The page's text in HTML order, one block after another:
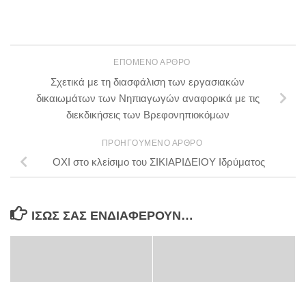
ΕΠΌΜΕΝΟ ΆΡΘΡΟ
Σχετικά με τη διασφάλιση των εργασιακών
δικαιωμάτων των Νηπιαγωγών αναφορικά με τις
διεκδικήσεις των Βρεφονηπιοκόμων
ΠΡΟΗΓΟΎΜΕΝΟ ΆΡΘΡΟ
ΟΧΙ στο κλείσιμο του ΣΙΚΙΑΡΙΔΕΙΟΥ Ιδρύματος
ΊΣΩΣ ΣΑΣ ΕΝΔΙΑΦΈΡΟΥΝ…